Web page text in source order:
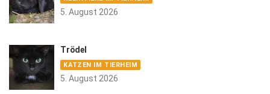
5. August 2026
Trödel
KATZEN IM TIERHEIM
5. August 2026